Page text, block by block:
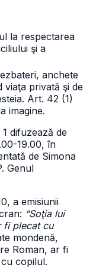
la respectarea
şi a
anchete
viaţa privată şi de
Art. 42 (1)
imagine.
difuzează de
19.00, în
de Simona
Genul
a emisiunii
“Soţia lui
fi plecat cu
mondenă,
Roman, ar fi
copilul.